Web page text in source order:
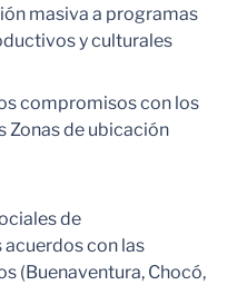
masiva a programas
y culturales
compromisos con los
Zonas de ubicación
de
con las
(Buenaventura, Chocó,